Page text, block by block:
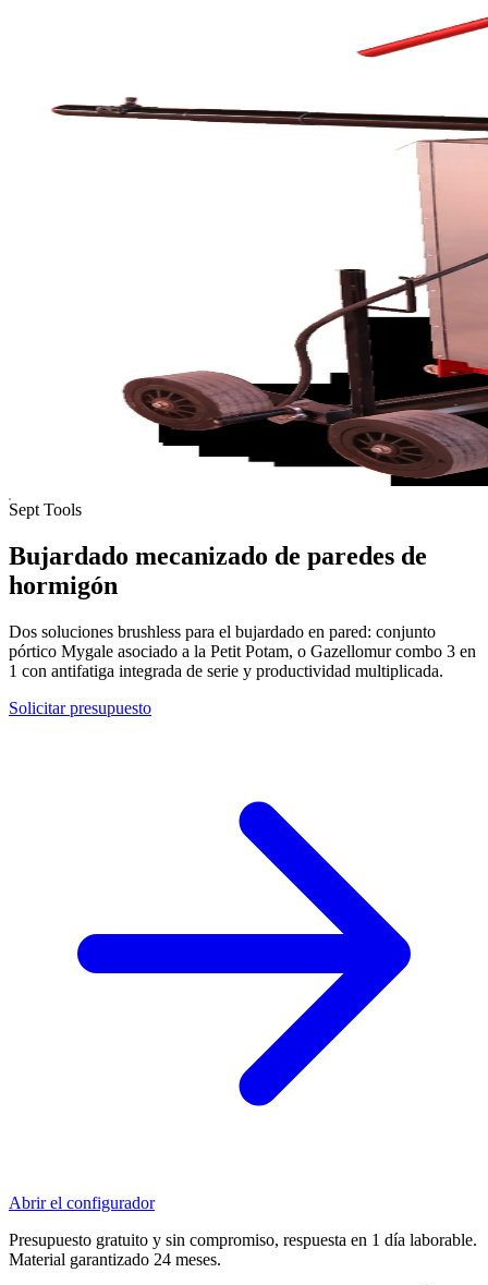
Sept Tools
Bujardado mecanizado de paredes de
hormigón
Dos soluciones brushless para el bujardado en pared: conjunto
pórtico Mygale asociado a la Petit Potam, o Gazellomur combo 3 en
1 con antifatiga integrada de serie y productividad multiplicada.
Solicitar presupuesto
Abrir el configurador
Presupuesto gratuito y sin compromiso, respuesta en 1 día laborable.
Material garantizado 24 meses.